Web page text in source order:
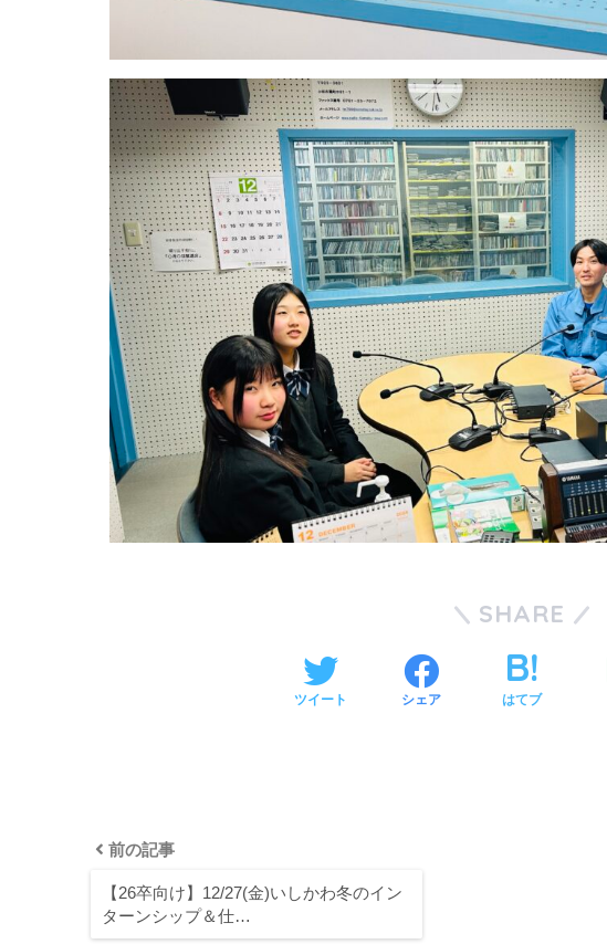
SHARE
ツイート シェア はてブ
前の記事
【26卒向け】12/27(金)いしかわ冬のイン
ターンシップ＆仕…